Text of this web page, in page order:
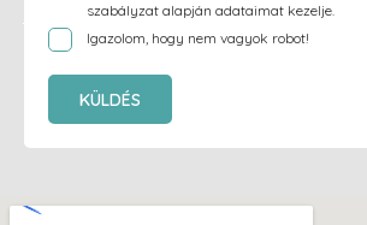
szabályzat alapján adataimat kezelje.
Igazolom, hogy nem vagyok robot!
KÜLDÉS